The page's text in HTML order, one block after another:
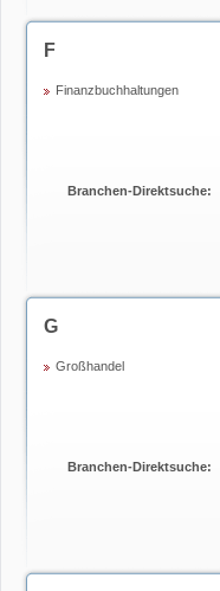
F
Finanzbuchhaltungen
Branchen-Direktsuche:
G
Großhandel
Branchen-Direktsuche: